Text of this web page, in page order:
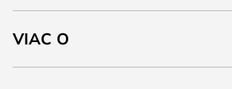
VIAC O